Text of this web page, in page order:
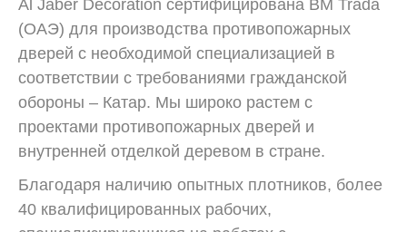
Al Jaber Decoration сертифицирована BM Trada
(ОАЭ) для производства противопожарных
дверей с необходимой специализацией в
соответствии с требованиями гражданской
обороны – Катар. Мы широко растем с
проектами противопожарных дверей и
внутренней отделкой деревом в стране.
Благодаря наличию опытных плотников, более
40 квалифицированных рабочих,